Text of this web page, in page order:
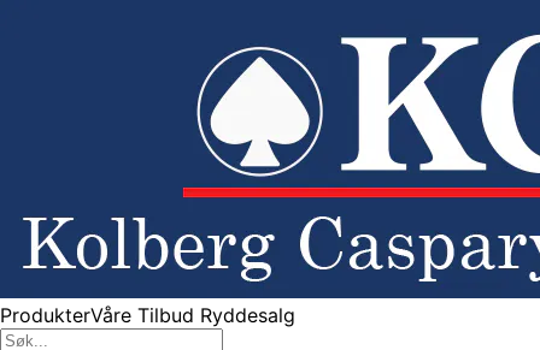
ProdukterVåre Tilbud Ryddesalg